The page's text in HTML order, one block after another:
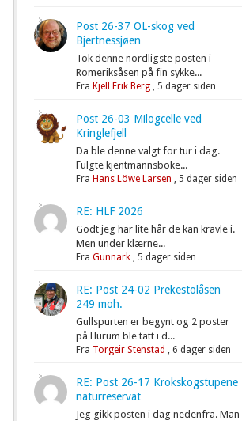
Post 26-37 OL-skog ved
Bjertnessjøen
Tok denne nordligste posten i
Romeriksåsen på fin sykke...
Fra Kjell Erik Berg, 5 dager siden
Post 26-03 Milogcelle ved
Kringlefjell
Da ble denne valgt for tur i dag.
Fulgte kjentmannsboke...
Fra Hans Löwe Larsen , 5 dager siden
RE: HLF 2026
Godt jeg har lite hår de kan kravle i.
Men under klærne...
Fra Gunnark, 5 dager siden
RE: Post 24-02 Prekestolåsen
249 moh.
Gullspurten er begynt og 2 poster
på Hurum ble tatt i d...
Fra Torgeir Stenstad , 6 dager siden
RE: Post 26-17 Krokskogstupene
naturreservat
Jeg gikk posten i dag nedenfra. Man